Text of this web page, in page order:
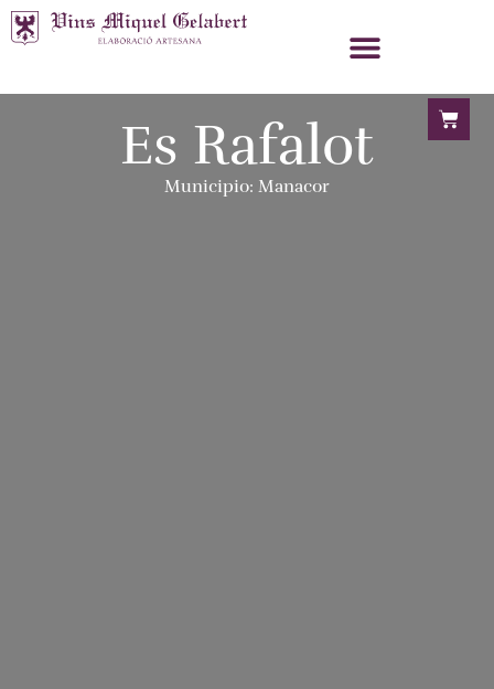
Es Rafalot
Municipio: Manacor